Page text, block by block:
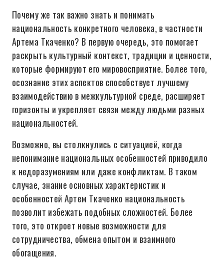
Почему же так важно знать и понимать
национальность конкретного человека, в частности
Артема Ткаченко? В первую очередь, это помогает
раскрыть культурный контекст, традиции и ценности,
которые формируют его мировосприятие. Более того,
осознание этих аспектов способствует лучшему
взаимодействию в межкультурной среде, расширяет
горизонты и укрепляет связи между людьми разных
национальностей.
Возможно, вы столкнулись с ситуацией, когда
непонимание национальных особенностей приводило
к недоразумениям или даже конфликтам. В таком
случае, знание основных характеристик и
особенностей Артем Ткаченко национальность
позволит избежать подобных сложностей. Более
того, это откроет новые возможности для
сотрудничества, обмена опытом и взаимного
обогащения.